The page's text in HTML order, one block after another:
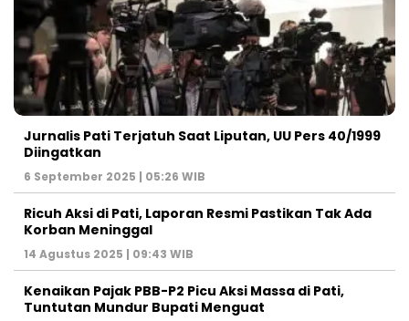
Jurnalis Pati Terjatuh Saat Liputan, UU Pers 40/1999
Diingatkan
6 September 2025 | 05:26 WIB
Ricuh Aksi di Pati, Laporan Resmi Pastikan Tak Ada
Korban Meninggal
14 Agustus 2025 | 09:43 WIB
Kenaikan Pajak PBB-P2 Picu Aksi Massa di Pati,
Tuntutan Mundur Bupati Menguat